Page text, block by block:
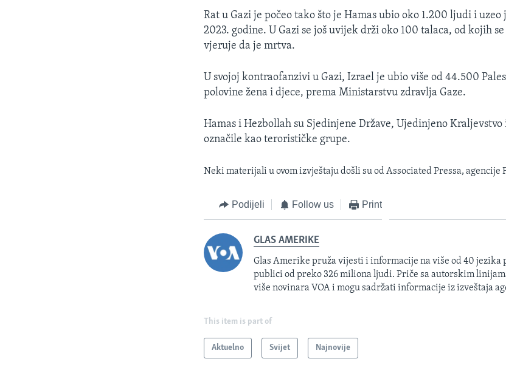
Rat u Gazi je počeo tako što je Hamas ubio oko 1.200 ljudi i uzeo
2023. godine. U Gazi se još uvijek drži oko 100 talaca, od kojih
vjeruje da je mrtva.
U svojoj kontraofanzivi u Gazi, Izrael je ubio više od 44.500
polovine žena i djece, prema Ministarstvu zdravlja Gaze.
Hamas i Hezbollah su Sjedinjene Države, Ujedinjeno
označile kao terorističke grupe.
Neki materijali u ovom izvještaju došli su od Associated Pressa, agencije
Podijeli Follow us Print
GLAS AMERIKE
Glas Amerike pruža vijesti i informacije na više od 40 jezika
publici od preko 326 miliona ljudi. Priče sa autorskim
više novinara VOA i mogu sadržati informacije iz izveštaja
This item is part of
Aktuelno Svijet Najnovije